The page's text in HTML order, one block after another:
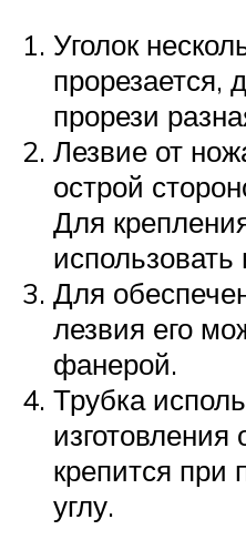
Уголок
прорезается,
прорези
Лезвие от
острой
Для
использовать
Для
лезвия его
фанерой.
Трубка
изготовления
крепится при
углу.